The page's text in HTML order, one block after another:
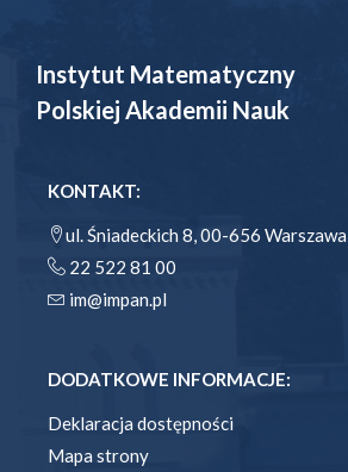
Instytut Matematyczny
Polskiej Akademii Nauk
KONTAKT:
ul. Śniadeckich 8, 00-656 Warszawa
22 522 81 00
im@impan.pl
DODATKOWE INFORMACJE:
Deklaracja dostępności
Mapa strony